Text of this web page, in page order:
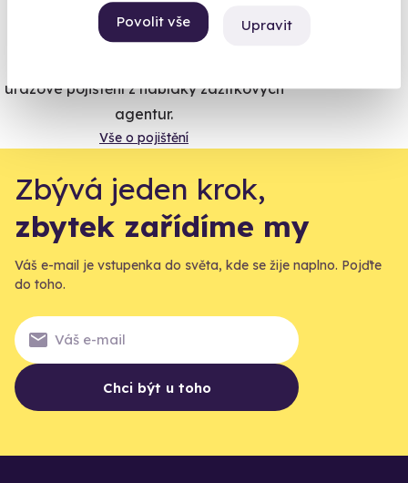
Povolit vše Upravit
Vše umíme pojistit
úrazové pojištění z nabídky zážitkových
agentur.
Vše o pojištění
Zbývá jeden krok,
zbytek zařídíme my
Váš e-mail je vstupenka do světa, kde se žije naplno. Pojďte
do toho.
Chci být u toho